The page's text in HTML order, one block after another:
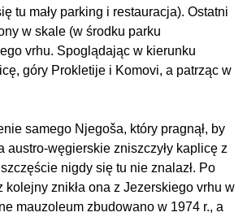
tu mały parking i restauracja). Ostatni
w skale (w środku parku
vrhu. Spoglądając w kierunku
góry Prokletije i Komovi, a patrząc w
samego Njegoša, który pragnął, by
węgierskie zniszczyły kaplicę z
nigdy się tu nie znalazł. Po
znikła ona z Jezerskiego vrhu w
mauzoleum zbudowano w 1974 r., a